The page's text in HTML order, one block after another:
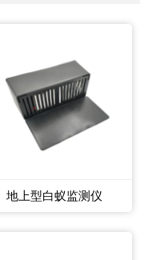
地上型白蚁监测仪